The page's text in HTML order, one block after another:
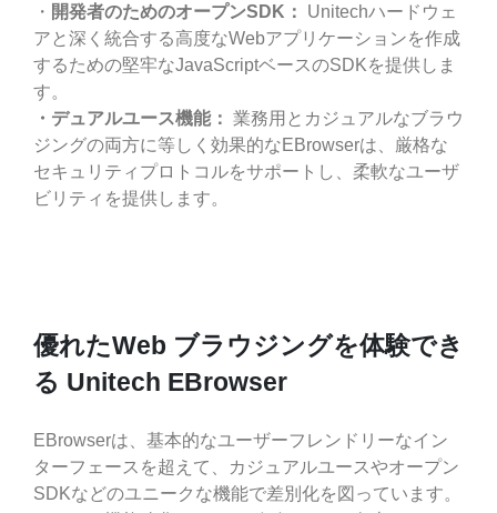
・ 開発者のためのオープンSDK：
Unitechハードウェ
アと深く統合する高度なWebアプリケーションを作成
するための堅牢なJavaScriptベースのSDKを提供しま
す。
・デュアルユース機能： 業務用とカジュアルなブラウ
ジングの両方に等しく効果的なEBrowserは、厳格な
セキュリティプロトコルをサポートし、柔軟なユーザ
ビリティを提供します。
優れたWeb ブラウジングを体験でき
る Unitech EBrowser
EBrowserは、基本的なユーザーフレンドリーなイン
ターフェースを超えて、カジュアルユースやオープン
SDKなどのユニークな機能で差別化を図っています。